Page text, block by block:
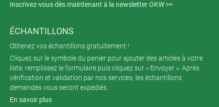
Inscrivez-vous dès maintenant à la newsletter OKW >>
ÉCHANTILLONS
Obtenez vos échantillons gratuitement !
Cliquez sur le symbole du panier pour ajouter des articles à votre
liste, remplissez le formulaire puis cliquez sur « Envoyer ». Après
vérification et validation par nos services, les échantillons
demandés vous seront expédiés.
En savoir plus